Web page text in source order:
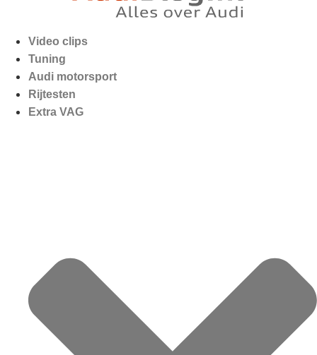
Video clips
Tuning
Audi motorsport
Rijtesten
Extra VAG